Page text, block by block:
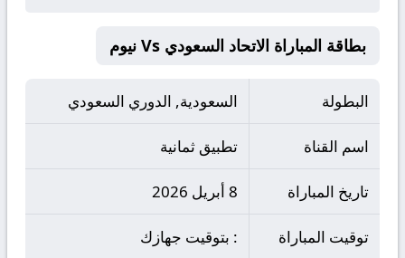
بطاقة المباراة الاتحاد السعودي Vs نيوم
البطولة السعودية, الدوري السعودي
اسم القناة تطبيق ثمانية
تاريخ المباراة 8 أبريل 2026
توقيت المباراة : بتوقيت جهازك